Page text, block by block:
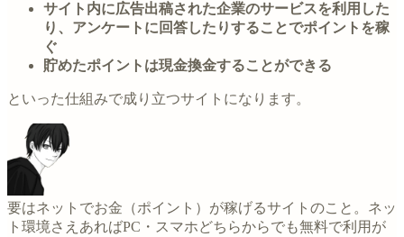
サイト内に広告出稿された企業のサービスを利用した
り、アンケートに回答したりすることでポイントを稼
ぐ
貯めたポイントは現金換金することができる
といった仕組みで成り立つサイトになります。
要はネットでお金（ポイント）が稼げるサイトのこと。ネッ
ト環境さえあればPC・スマホどちらからでも無料で利用が